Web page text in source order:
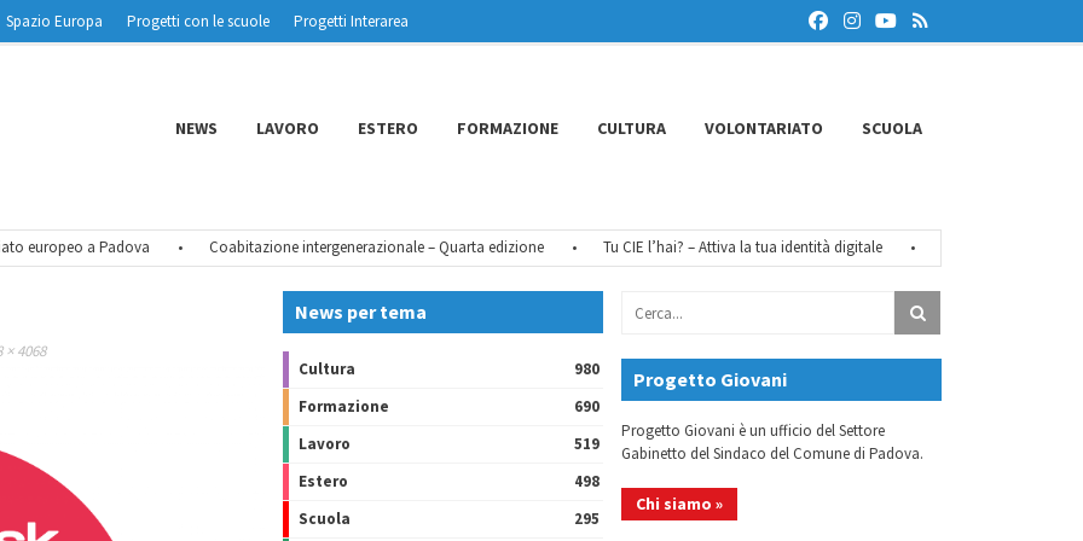
Spazio Europa Progetti con le scuole
Progetti Interarea
NEWS LAVORO ESTERO FORMAZIONE CULTURA VOLONTARIATO SCUOLA
europeo a Padova Coabitazione intergenerazionale – Quarta edizione Tu CIE l’hai? – Attiva la tua identità digitale
× 4068
News per tema
Cultura
980
Formazione
690
Lavoro
519
Estero
498
Scuola
295
Progetto Giovani
Progetto Giovani è un ufficio del Settore
Gabinetto del Sindaco del Comune di Padova.
Chi siamo »